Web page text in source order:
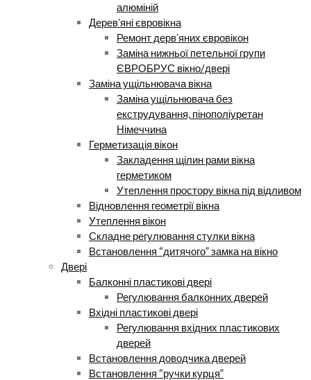
алюміній
Деревʼяні євровікна
Ремонт дервʼяних євровікон
Заміна нижньої петельної групи
ЄВРОБРУС вікно/двері
Заміна ущільнювача вікна
Заміна ущільнювача без
екструдування, пінополіуретан
Німеччина
Герметизація вікон
Закладення щілин рами вікна
герметиком
Утеплення простору вікна під відливом
Відновлення геометрії вікна
Утеплення вікон
Складне регулювання стулки вікна
Встановлення “дитячого” замка на вікно
Двері
Балконні пластикові двері
Регулювання балконних дверей
Вхідні пластикові двері
Регулювання вхідних пластикових
дверей
Встановлення доводчика дверей
Встановлення “ручки курця”